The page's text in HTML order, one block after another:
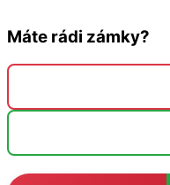
Máte rádi zámky?